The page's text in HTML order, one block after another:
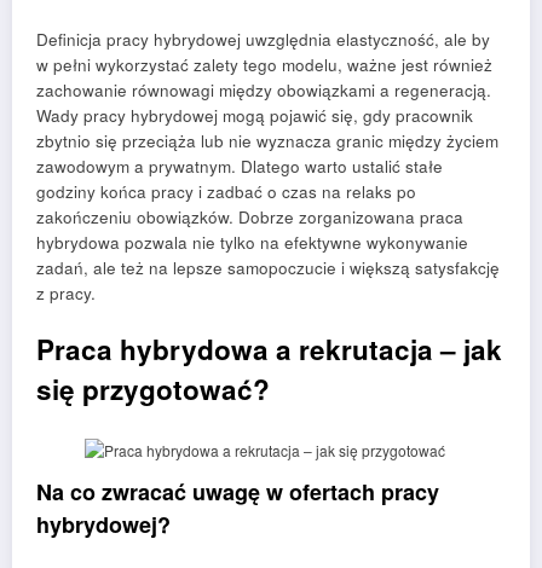
Definicja pracy hybrydowej uwzględnia elastyczność, ale by
w pełni wykorzystać zalety tego modelu, ważne jest również
zachowanie równowagi między obowiązkami a regeneracją.
Wady pracy hybrydowej mogą pojawić się, gdy pracownik
zbytnio się przeciąża lub nie wyznacza granic między życiem
zawodowym a prywatnym. Dlatego warto ustalić stałe
godziny końca pracy i zadbać o czas na relaks po
zakończeniu obowiązków. Dobrze zorganizowana praca
hybrydowa pozwala nie tylko na efektywne wykonywanie
zadań, ale też na lepsze samopoczucie i większą satysfakcję
z pracy.
Praca hybrydowa a rekrutacja – jak
się przygotować?
Na co zwracać uwagę w ofertach pracy
hybrydowej?